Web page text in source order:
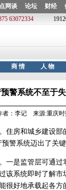
警系统不至于
：李记 来源:重庆时
房和城乡建设部
警系统迈出了关
是监管层可通过
该系统即时了解
好地承载起各方